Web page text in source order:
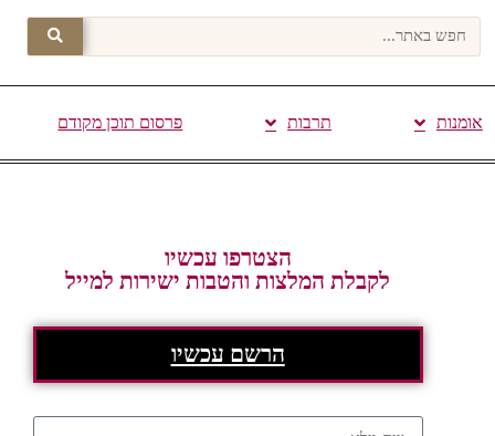
אומנות תרבות פרסום תוכן מקודם
הצטרפו עכשיו
לקבלת המלצות והטבות ישירות למייל
הרשם עכשיו